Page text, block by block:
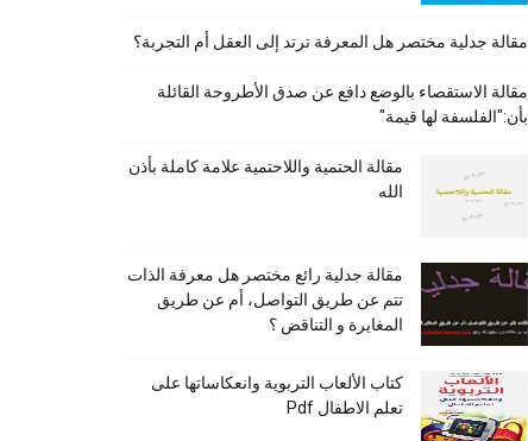
مقالة جدلية مختصر هل المعرفة ترتد إلى العقل أم التجربة؟
مقالة الاستقصاء بالوضع دافع عن صدق الأطروحة القائلة
بأن:"الفلسفة لها قيمة"
مقالة الحتمية واللاحتمية علامة كاملة بأذن
الله
مقالة جدلية رائع مختصر هل معرفة الذات
تتم عن طريق التواصل، أم عن طريق
المغايرة و التناقض ؟
كتاب الألعاب التربوية وانعكاساتها على
تعلم الاطفال Pdf